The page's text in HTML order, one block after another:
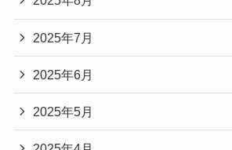
2025年7月
2025年6月
2025年5月